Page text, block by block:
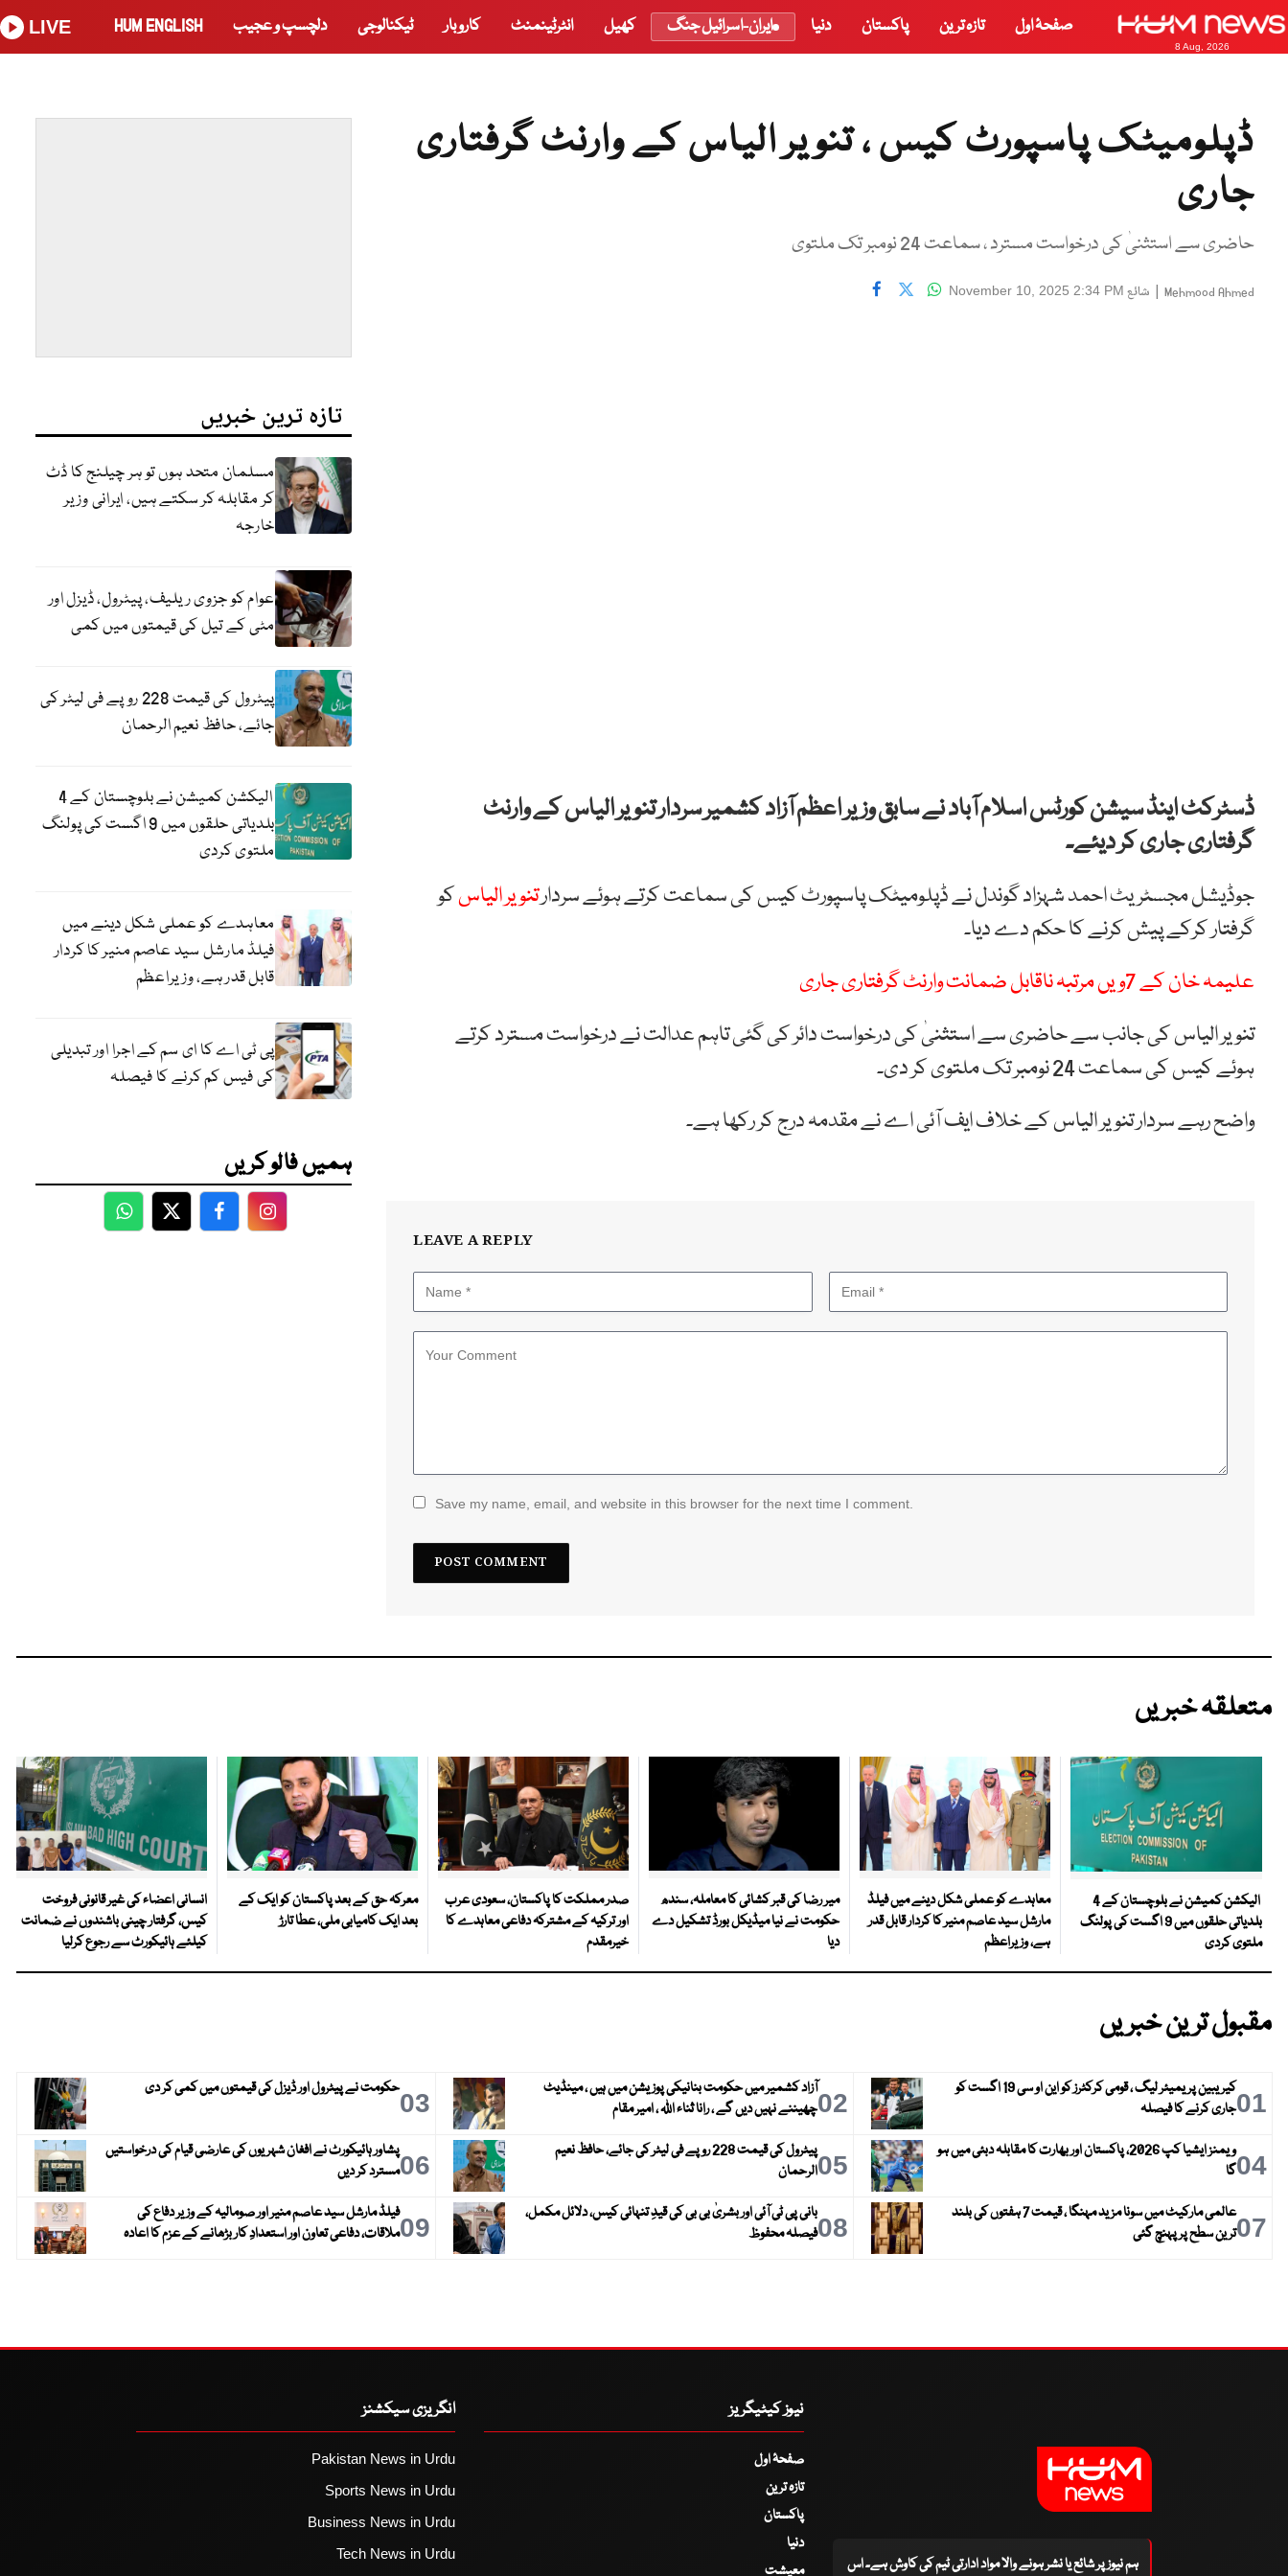
8 Aug, 2026
صفحۂ اول تازہ ترین پاکستان دنیا ایران-اسرائیل جنگ کھیل انٹرٹینمنٹ کاروبار ٹیکنالوجی دلچسپ و عجیب HUM ENGLISH
LIVE
ڈپلومیٹک پاسپورٹ کیس ، تنویر الیاس کے وارنٹ گرفتاری
جاری
حاضری سے استثنیٰ کی درخواست مسترد ، سماعت 24 نومبر تک ملتوی
Mehmood Ahmed
| شائع November 10, 2025 2:34 PM
ڈسٹرکٹ اینڈ سیشن کورٹس اسلام آباد نے سابق وزیر اعظم آزاد کشمیر سردار تنویر الیاس کے وارنٹ
گرفتاری جاری کر دیئے۔
جوڈیشل مجسٹریٹ احمد شہزاد گوندل نے ڈپلومیٹک پاسپورٹ کیس کی سماعت کرتے ہوئے سردارتنویر الیاسکو
گرفتار کرکے پیش کرنے کا حکم دے دیا۔
علیمہ خان کے 7ویں مرتبہ ناقابل ضمانت وارنٹ گرفتاری جاری
تنویر الیاس کی جانب سے حاضری سے استثنیٰ کی درخواست دائر کی گئی تاہم عدالت نے درخواست مسترد کرتے
ہوئے کیس کی سماعت 24 نومبر تک ملتوی کر دی۔
واضح رہے سردار تنویر الیاس کے خلاف ایف آئی اے نے مقدمہ درج کر رکھا ہے۔
LEAVE A REPLY
Save my name, email, and website in this browser for the next time I comment.
تازہ ترین خبریں
مسلمان متحد ہوں تو ہر چیلنج کا ڈٹ
کر مقابلہ کر سکتے ہیں، ایرانی وزیر
خارجہ
عوام کو جزوی ریلیف، پیٹرول، ڈیزل اور
مٹی کے تیل کی قیمتوں میں کمی
پیٹرول کی قیمت 228 روپے فی لیٹر کی
جائے، حافظ نعیم الرحمان
الیکشن کمیشن نے بلوچستان کے 4
بلدیاتی حلقوں میں 9 اگست کی پولنگ
ملتوی کردی
معاہدے کو عملی شکل دینے میں
فیلڈ مارشل سید عاصم منیر کا کردار
قابل قدر ہے، وزیراعظم
پی ٹی اے کا ای سم کے اجرا اور تبدیلی
کی فیس کم کرنے کا فیصلہ
ہمیں فالو کریں
WhatsApp
TwitterFacebookFacebook
متعلقہ خبریں
الیکشن کمیشن نے بلوچستان کے 4
بلدیاتی حلقوں میں 9 اگست کی پولنگ
ملتوی کردی
معاہدے کو عملی شکل دینے میں فیلڈ
مارشل سید عاصم منیر کا کردار قابل قدر
ہے، وزیراعظم
میر رضا کی قبر کشائی کا معاملہ، سندھ
حکومت نے نیا میڈیکل بورڈ تشکیل دے
دیا
صدر مملکت کا پاکستان، سعودی عرب
اور ترکیہ کے مشترکہ دفاعی معاہدے کا
خیرمقدم
معرکہ حق کے بعد پاکستان کو ایک کے
بعد ایک کامیابی ملی، عطا تارڑ
انسانی اعضاء کی غیر قانونی فروخت
کیس، گرفتار چینی باشندوں نے ضمانت
کیلئے ہائیکورٹ سے رجوع کرلیا
مقبول ترین خبریں
01
کیریبین پریمیئر لیگ ، قومی کرکٹرز کو این او سی 19 اگست کو
جاری کرنے کا فیصلہ
02آزاد کشمیر میں حکومت بنانیکی پوزیشن میں ہیں ، مینڈیٹ
چھیننے نہیں دیں گے ، رانا ثناء اللہ ، امیر مقام
03حکومت نے پیٹرول اور ڈیزل کی قیمتوں میں کمی کر دی
04
ویمنز ایشیا کپ 2026، پاکستان اور بھارت کا مقابلہ دبئی میں ہو
گا
05
پیٹرول کی قیمت 228 روپے فی لیٹر کی جائے، حافظ نعیم
الرحمان
06پشاور ہائیکورٹ نے افغان شہریوں کی عارضی قیام کی درخواستیں
مسترد کر دیں
07
عالمی مارکیٹ میں سونا مزید مہنگا ، قیمت 7 ہفتوں کی بلند
ترین سطح پر پہنچ گئی
08بانی پی ٹی آئی اور بشریٰ بی بی کی قیدِ تنہائی کیس، دلائل مکمل،
فیصلہ محفوظ
09فیلڈ مارشل سید عاصم منیر اور صومالیہ کے وزیر دفاع کی
ملاقات، دفاعی تعاون اور استعدادِ کار بڑھانے کے عزم کا اعادہ
ہم نیوز پر شائع یا نشر ہونے والا مواد ادارتی ٹیم کی کاوش ہے۔ اس
نیوز کیٹیگریز
صفحۂ اول
تازہ ترین
پاکستان
دنیا
معیشت
انگریزی سیکشنز
Pakistan News in Urdu
Sports News in Urdu
Business News in Urdu
Tech News in Urdu